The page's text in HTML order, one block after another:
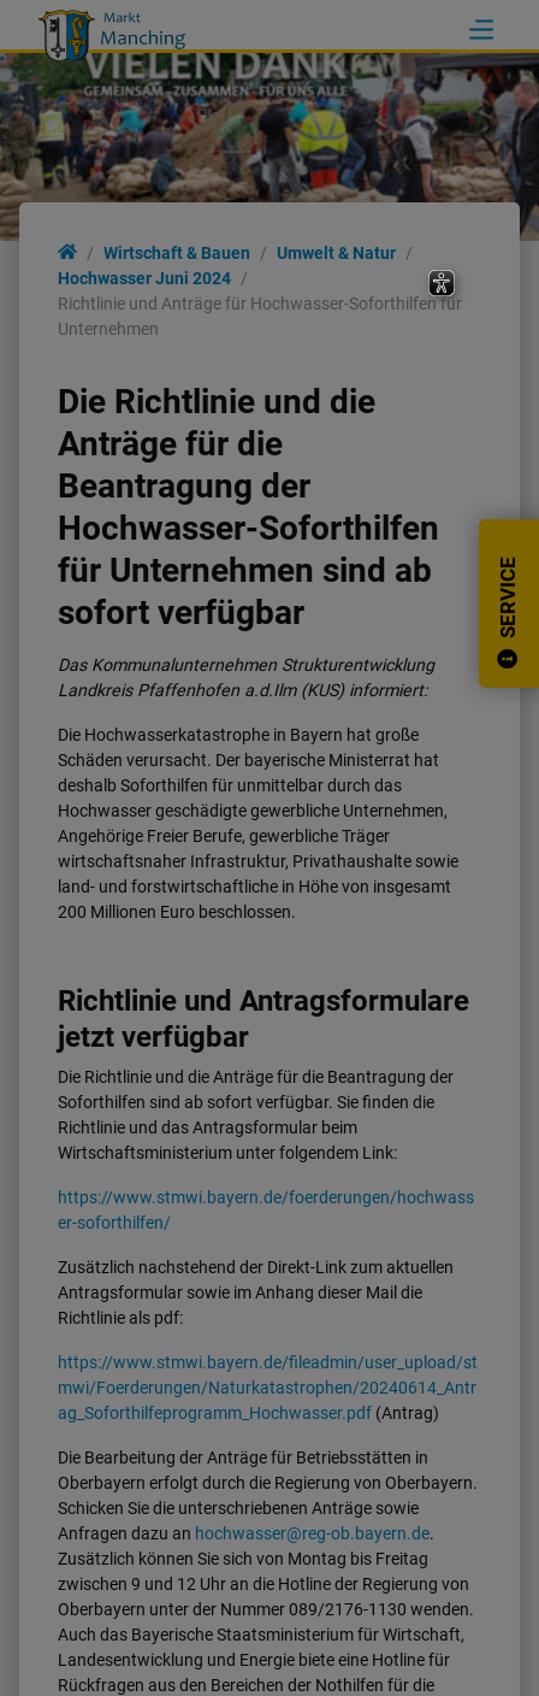
SERVICE
Wirtschaft & Bauen
Umwelt & Natur
Hochwasser Juni 2024
Richtlinie und Anträge für Hochwasser-Soforthilfen für
Unternehmen
Die Richtlinie und die
Anträge für die
Beantragung der
Hochwasser-Soforthilfen
für Unternehmen sind ab
sofort verfügbar
Das Kommunalunternehmen Strukturentwicklung
Landkreis Pfaffenhofen a.d.Ilm (KUS) informiert:
Die Hochwasserkatastrophe in Bayern hat große
Schäden verursacht. Der bayerische Ministerrat hat
deshalb Soforthilfen für unmittelbar durch das
Hochwasser geschädigte gewerbliche Unternehmen,
Angehörige Freier Berufe, gewerbliche Träger
wirtschaftsnaher Infrastruktur, Privathaushalte sowie
land- und forstwirtschaftliche in Höhe von insgesamt
200 Millionen Euro beschlossen.
Richtlinie und Antragsformulare
jetzt verfügbar
Die Richtlinie und die Anträge für die Beantragung der
Soforthilfen sind ab sofort verfügbar. Sie finden die
Richtlinie und das Antragsformular beim
Wirtschaftsministerium unter folgendem Link:
https://www.stmwi.bayern.de/foerderungen/hochwass
er-soforthilfen/
Zusätzlich nachstehend der Direkt-Link zum aktuellen
Antragsformular sowie im Anhang dieser Mail die
Richtlinie als pdf:
https://www.stmwi.bayern.de/fileadmin/user_upload/st
mwi/Foerderungen/Naturkatastrophen/20240614_Antr
ag_Soforthilfeprogramm_Hochwasser.pdf (Antrag)
Die Bearbeitung der Anträge für Betriebsstätten in
Oberbayern erfolgt durch die Regierung von Oberbayern.
Schicken Sie die unterschriebenen Anträge sowie
Anfragen dazu an hochwasser@reg-ob.bayern.de.
Zusätzlich können Sie sich von Montag bis Freitag
zwischen 9 und 12 Uhr an die Hotline der Regierung von
Oberbayern unter der Nummer 089/2176-1130 wenden.
Auch das Bayerische Staatsministerium für Wirtschaft,
Landesentwicklung und Energie biete eine Hotline für
Rückfragen aus den Bereichen der Nothilfen für die